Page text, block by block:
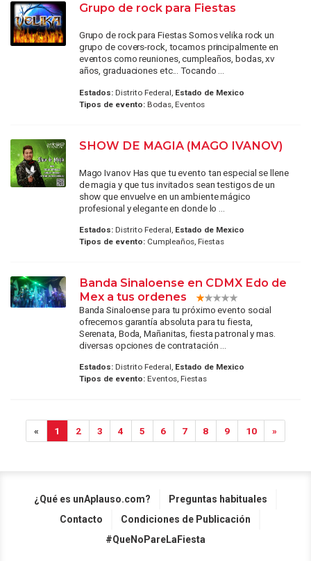
Grupo de rock para Fiestas
Grupo de rock para Fiestas Somos velika rock un
grupo de covers-rock, tocamos principalmente en
eventos como reuniones, cumpleaños, bodas, xv
años, graduaciones etc... Tocando ...
Estados:Distrito Federal, Estado de Mexico
Tipos de evento:Bodas, Eventos
SHOW DE MAGIA (MAGO IVANOV)
Mago Ivanov Has que tu evento tan especial se llene
de magia y que tus invitados sean testigos de un
show que envuelve en un ambiente mágico
profesional y elegante en donde lo ...
Estados:Distrito Federal, Estado de Mexico
Tipos de evento:Cumpleaños, Fiestas
Banda Sinaloense en CDMX Edo de
Mex a tus ordenes
Banda Sinaloense para tu próximo evento social
ofrecemos garantía absoluta para tu fiesta,
Serenata, Boda, Mañanitas, fiesta patronal y mas.
diversas opciones de contratación ...
Estados:Distrito Federal, Estado de Mexico
Tipos de evento:Eventos, Fiestas
« 1 2 3 4 5 6 7 8 9 10 »
¿Qué es unAplauso.com?
Preguntas habituales
Contacto
Condiciones de Publicación
#QueNoPareLaFiesta